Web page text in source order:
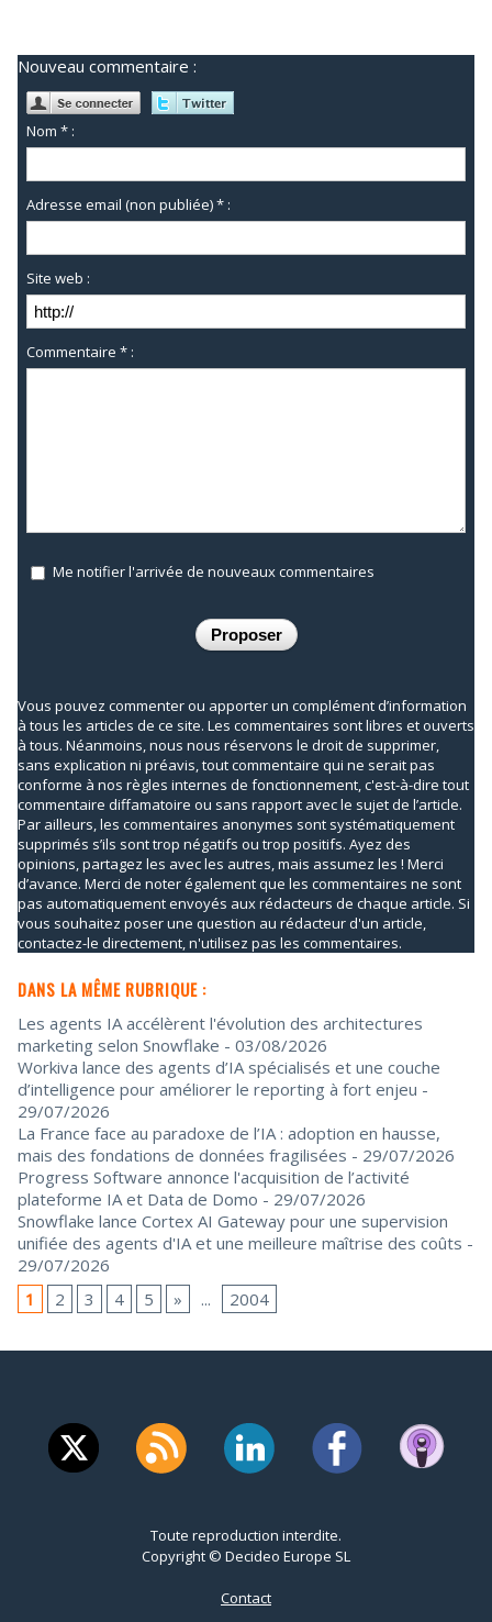
Nouveau commentaire :
Nom * :
Adresse email (non publiée) * :
Site web :
Commentaire * :
Me notifier l'arrivée de nouveaux commentaires
Vous pouvez commenter ou apporter un complément d’information
à tous les articles de ce site. Les commentaires sont libres et ouverts
à tous. Néanmoins, nous nous réservons le droit de supprimer,
sans explication ni préavis, tout commentaire qui ne serait pas
conforme à nos règles internes de fonctionnement, c'est-à-dire tout
commentaire diffamatoire ou sans rapport avec le sujet de l’article.
Par ailleurs, les commentaires anonymes sont systématiquement
supprimés s’ils sont trop négatifs ou trop positifs. Ayez des
opinions, partagez les avec les autres, mais assumez les ! Merci
d’avance. Merci de noter également que les commentaires ne sont
pas automatiquement envoyés aux rédacteurs de chaque article. Si
vous souhaitez poser une question au rédacteur d'un article,
contactez-le directement, n'utilisez pas les commentaires.
DANS LA MÊME RUBRIQUE :
Les agents IA accélèrent l'évolution des architectures
marketing selon Snowflake - 03/08/2026
Workiva lance des agents d’IA spécialisés et une couche
d’intelligence pour améliorer le reporting à fort enjeu -
29/07/2026
La France face au paradoxe de l’IA : adoption en hausse,
mais des fondations de données fragilisées - 29/07/2026
Progress Software annonce l'acquisition de l’activité
plateforme IA et Data de Domo - 29/07/2026
Snowflake lance Cortex AI Gateway pour une supervision
unifiée des agents d'IA et une meilleure maîtrise des coûts -
29/07/2026
1
2 3 4 5 » ... 2004
Toute reproduction interdite.
Copyright © Decideo Europe SL
Contact